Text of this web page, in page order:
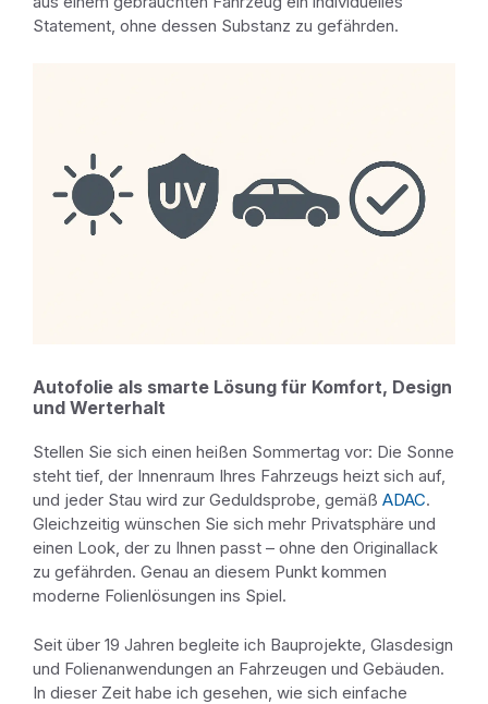
Statement, ohne dessen Substanz zu gefährden.
Autofolie als smarte Lösung für Komfort, Design
und Werterhalt
Stellen Sie sich einen heißen Sommertag vor: Die Sonne
steht tief, der Innenraum Ihres Fahrzeugs heizt sich auf,
und jeder Stau wird zur Geduldsprobe, gemäß ADAC.
Gleichzeitig wünschen Sie sich mehr Privatsphäre und
einen Look, der zu Ihnen passt – ohne den Originallack
zu gefährden. Genau an diesem Punkt kommen
moderne Folienlösungen ins Spiel.
Seit über 19 Jahren begleite ich Bauprojekte, Glasdesign
und Folienanwendungen an Fahrzeugen und Gebäuden.
In dieser Zeit habe ich gesehen, wie sich einfache